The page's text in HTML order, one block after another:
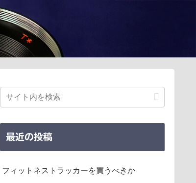
最近の投稿
フィットネストラッカーを買うべきか